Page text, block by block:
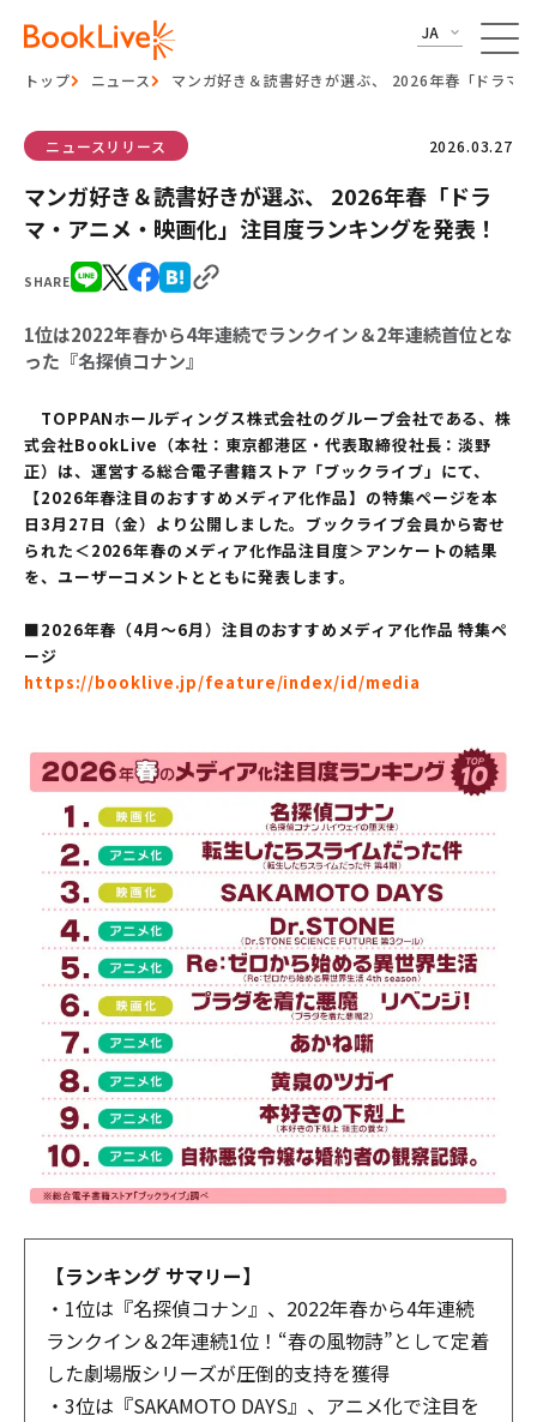
JA
トップ ニュース マンガ好き＆読書好きが選ぶ、 2026年春「ドラマ
SHARE
ニュースリリース 2026.03.27
マンガ好き＆読書好きが選ぶ、 2026年春「ドラ
マ・アニメ・映画化」注目度ランキングを発表！
1位は2022年春から4年連続でランクイン＆2年連続首位とな
った『名探偵コナン』
TOPPANホールディングス株式会社のグループ会社である、株
式会社BookLive（本社：東京都港区・代表取締役社長：淡野
正）は、運営する総合電子書籍ストア「ブックライブ」にて、
【2026年春注目のおすすめメディア化作品】の特集ページを本
日3月27日（金）より公開しました。ブックライブ会員から寄せ
られた＜2026年春のメディア化作品注目度＞アンケートの結果
を、ユーザーコメントとともに発表します。
■2026年春（4月～6月）注目のおすすめメディア化作品 特集ペ
ージ
https://booklive.jp/feature/index/id/media
【ランキング サマリー】
・1位は『名探偵コナン』、2022年春から4年連続
ランクイン＆2年連続1位！“春の風物詩”として定着
した劇場版シリーズが圧倒的支持を獲得
・3位は『SAKAMOTO DAYS』、アニメ化で注目を